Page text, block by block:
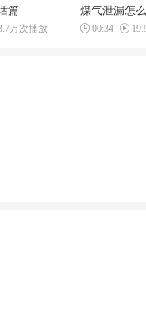
篇
万次播放
煤气泄漏怎
00:34